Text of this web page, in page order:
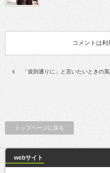
コメントは利
「規則通りに」と言いたいときの
トップページに戻る
webサイト